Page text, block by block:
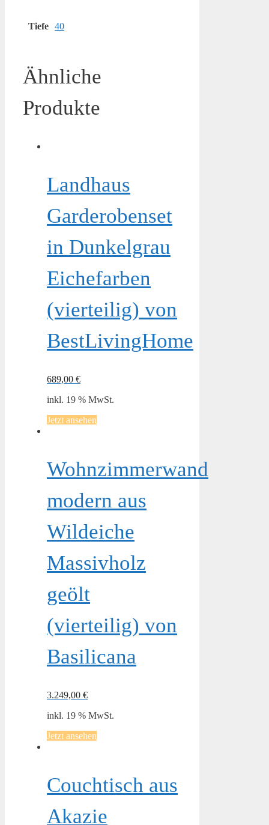
Tiefe 40
Ähnliche
Produkte
Landhaus
Garderobenset
in Dunkelgrau
Eichefarben
(vierteilig) von
BestLivingHome
689,00 €
inkl. 19 % MwSt.
Jetzt ansehen
Wohnzimmerwand
modern aus
Wildeiche
Massivholz
geölt
(vierteilig) von
Basilicana
3.249,00 €
inkl. 19 % MwSt.
Jetzt ansehen
Couchtisch aus
Akazie